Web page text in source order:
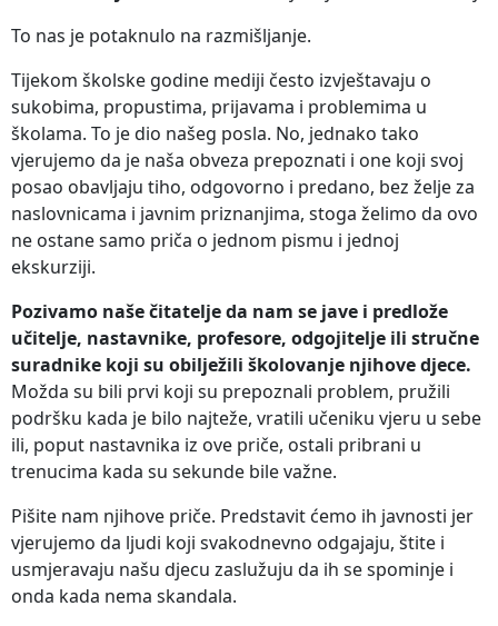
To nas je potaknulo na razmišljanje.
Tijekom školske godine mediji često izvještavaju o
sukobima, propustima, prijavama i problemima u
školama. To je dio našeg posla. No, jednako tako
vjerujemo da je naša obveza prepoznati i one koji svoj
posao obavljaju tiho, odgovorno i predano, bez želje za
naslovnicama i javnim priznanjima, stoga želimo da ovo
ne ostane samo priča o jednom pismu i jednoj
ekskurziji.
Pozivamo naše čitatelje da nam se jave i predlože
učitelje, nastavnike, profesore, odgojitelje ili stručne
suradnike koji su obilježili školovanje njihove djece.
Možda su bili prvi koji su prepoznali problem, pružili
podršku kada je bilo najteže, vratili učeniku vjeru u sebe
ili, poput nastavnika iz ove priče, ostali pribrani u
trenucima kada su sekunde bile važne.
Pišite nam njihove priče. Predstavit ćemo ih javnosti jer
vjerujemo da ljudi koji svakodnevno odgajaju, štite i
usmjeravaju našu djecu zaslužuju da ih se spominje i
onda kada nema skandala.